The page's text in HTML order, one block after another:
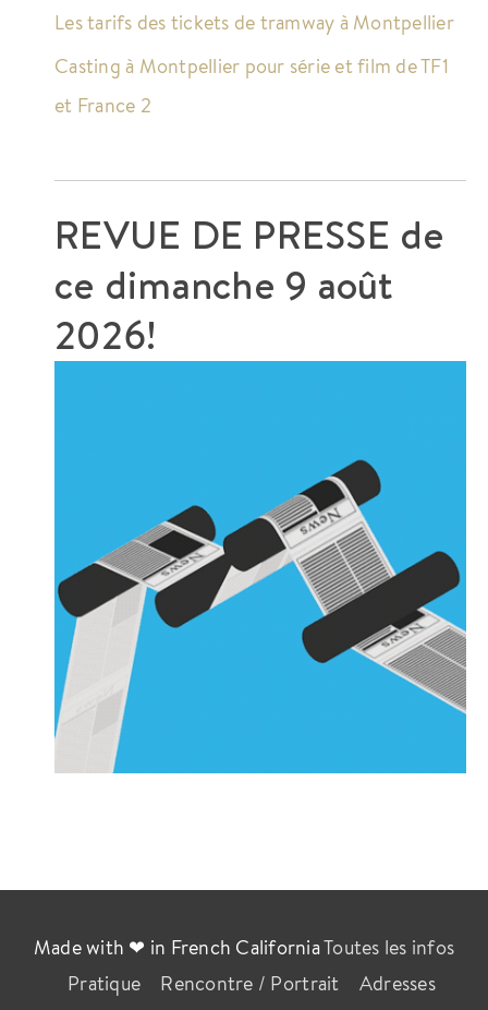
Les tarifs des tickets de tramway à Montpellier
Casting à Montpellier pour série et film de TF1
et France 2
REVUE DE PRESSE de
ce dimanche 9 août
2026!
Made with ❤ in French CaliforniaToutes les infos
Pratique
Rencontre / Portrait
Adresses